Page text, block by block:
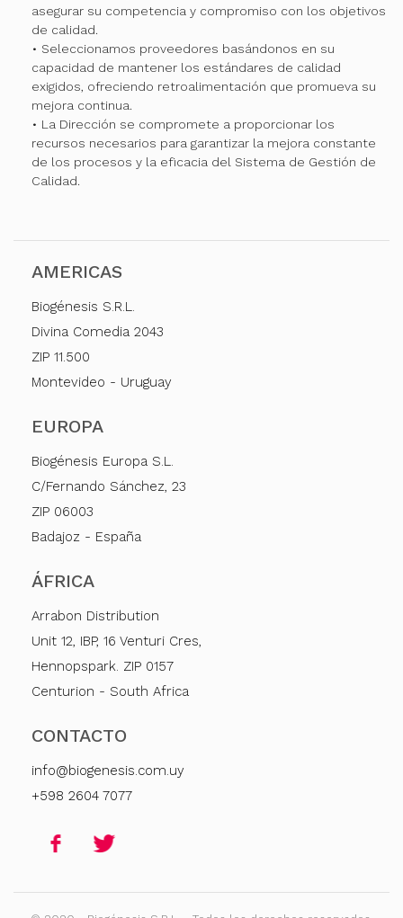
asegurar su competencia y compromiso con los objetivos
de calidad.
• Seleccionamos proveedores basándonos en su
capacidad de mantener los estándares de calidad
exigidos, ofreciendo retroalimentación que promueva su
mejora continua.
• La Dirección se compromete a proporcionar los
recursos necesarios para garantizar la mejora constante
de los procesos y la eficacia del Sistema de Gestión de
Calidad.
AMERICAS
Biogénesis S.R.L.
Divina Comedia 2043
ZIP 11.500
Montevideo - Uruguay
EUROPA
Biogénesis Europa S.L.
C/Fernando Sánchez, 23
ZIP 06003
Badajoz - España
ÁFRICA
Arrabon Distribution
Unit 12, IBP, 16 Venturi Cres,
Hennopspark. ZIP 0157
Centurion - South Africa
CONTACTO
info@biogenesis.com.uy
+598 2604 7077